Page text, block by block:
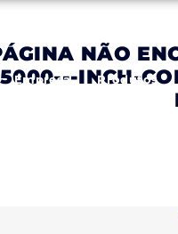
Empresa Produtos
NÃO
INCH-